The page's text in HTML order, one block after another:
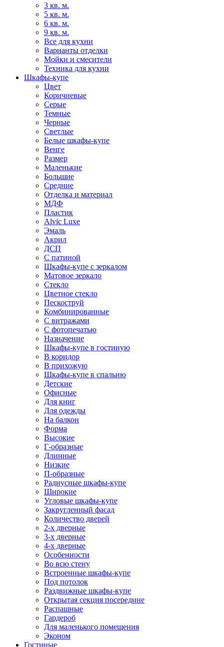
3 кв. м.
5 кв. м.
6 кв. м.
9 кв. м.
Все для кухни
Варианты отделки
Мойки и смесители
Техника для кухни
Шкафы-купе
Цвет
Коричневые
Серые
Темные
Черные
Светлые
Белые шкафы-купе
Венге
Размер
Маленькие
Большие
Средние
Отделка и материал
МДФ
Пластик
Alvic Luxe
Эмаль
Акрил
ДСП
С патиной
Шкафы-купе с зеркалом
Матовое зеркало
Стекло
Цветное стекло
Пескоструй
Комбинированные
С витражами
С фотопечатью
Назначение
Шкафы-купе в гостиную
В коридор
В прихожую
Шкафы-купе в спальню
Детские
Офисные
Для книг
Для одежды
На балкон
Форма
Высокие
Г-образные
Длинные
Низкие
П-образные
Радиусные шкафы-купе
Широкие
Угловые шкафы-купе
Закругленный фасад
Количество дверей
2-х дверные
3-х дверные
4-х дверные
Особенности
Во всю стену
Встроенные шкафы-купе
Под потолок
Раздвижные шкафы-купе
Открытая секция посередине
Распашные
Гардероб
Для маленького помещения
Эконом
Гостиные